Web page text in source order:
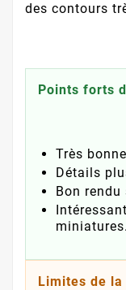
des contours
Points forts
Très
Détails
Bon
miniatures.
Limites de la